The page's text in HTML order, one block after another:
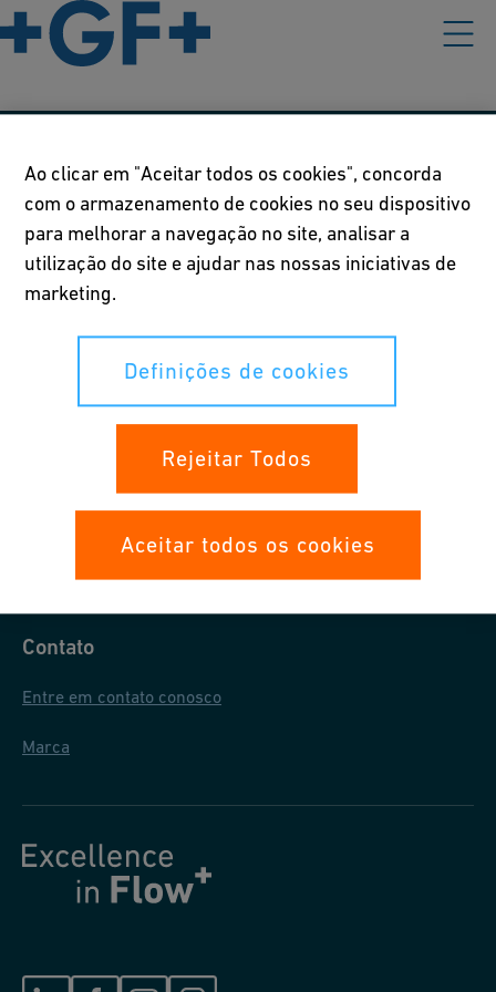
Nossas políticas
Termos de Uso
Declaração de Privacidade
Definições de cookies
Seus direitos
Condições gerais de venda
Contato
Entre em contato conosco
Marca
Ao clicar em "Aceitar todos os cookies", concorda
com o armazenamento de cookies no seu dispositivo
para melhorar a navegação no site, analisar a
utilização do site e ajudar nas nossas iniciativas de
marketing.
Definições de cookies
Rejeitar Todos
Aceitar todos os cookies